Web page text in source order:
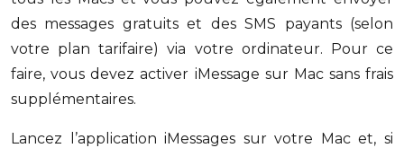
des messages gratuits et des SMS payants (selon
votre plan tarifaire) via votre ordinateur. Pour ce
faire, vous devez activer iMessage sur Mac sans frais
supplémentaires.
Lancez l’application iMessages sur votre Mac et, si